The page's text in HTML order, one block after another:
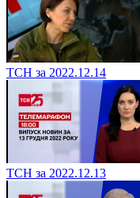
ТСН за 2022.12.14
ТСН за 2022.12.13